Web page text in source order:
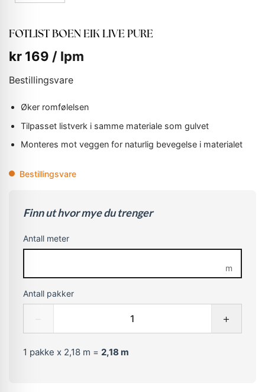
FOTLIST BOEN EIK LIVE PURE
kr 169 / lpm
Bestillingsvare
Øker romfølelsen
Tilpasset listverk i samme materiale som gulvet
Monteres mot veggen for naturlig bevegelse i materialet
Bestillingsvare
Finn ut hvor mye du trenger
Antall meter
m
Antall pakker
+
1 pakke x 2,18 m = 2,18 m